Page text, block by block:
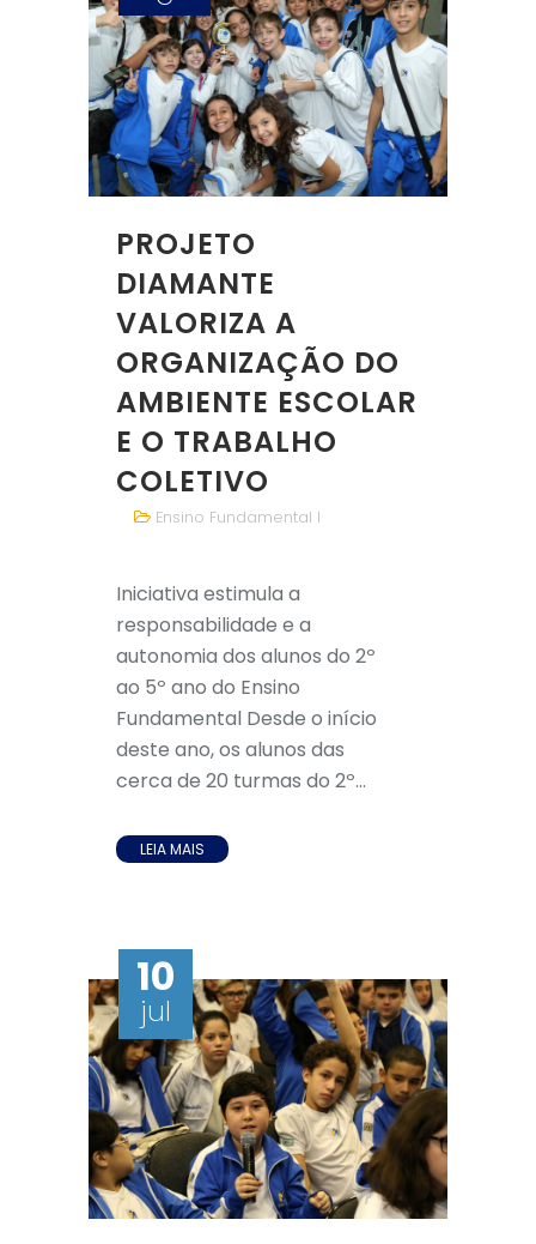
PROJETO
DIAMANTE
VALORIZA A
ORGANIZAÇÃO DO
AMBIENTE ESCOLAR
E O TRABALHO
COLETIVO
Ensino Fundamental I
Iniciativa estimula a
responsabilidade e a
autonomia dos alunos do 2º
ao 5º ano do Ensino
Fundamental Desde o início
deste ano, os alunos das
cerca de 20 turmas do 2º...
LEIA MAIS
10
jul